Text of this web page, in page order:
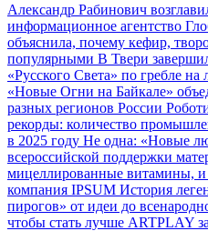
Александр Рабинович
информационное агентство
объяснила, почему кефир,
популярными В Твери
«Русского Света» по гребле на
«Новые Огни на Байкале»
разных регионов России
рекорды: количество
в 2025 году Не одна: «Новые
всероссийской поддержки
мицеллированные витамины, и
компания IPSUM История
пирогов» от идеи до
чтобы стать лучше ARTPLAY